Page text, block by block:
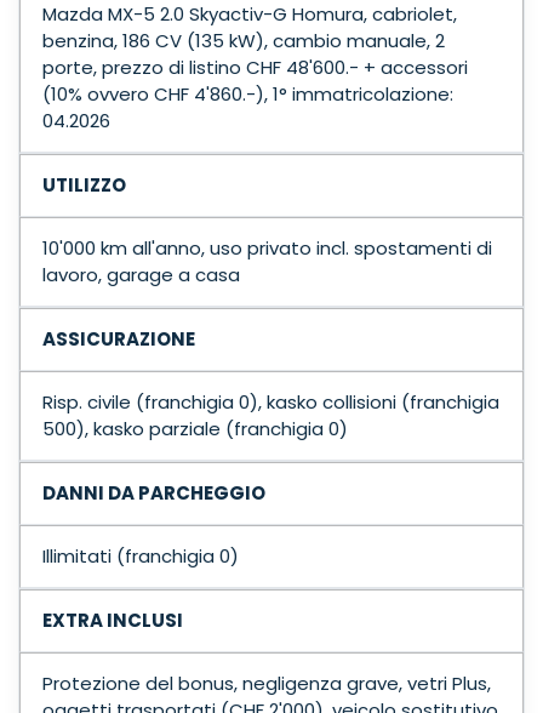
Mazda MX-5 2.0 Skyactiv-G Homura, cabriolet,
benzina, 186 CV (135 kW), cambio manuale, 2
porte, prezzo di listino CHF 48'600.- + accessori
(10% ovvero CHF 4'860.-), 1° immatricolazione:
04.2026
UTILIZZO
10'000 km all'anno, uso privato incl. spostamenti di
lavoro, garage a casa
ASSICURAZIONE
Risp. civile (franchigia 0), kasko collisioni (franchigia
500), kasko parziale (franchigia 0)
DANNI DA PARCHEGGIO
Illimitati (franchigia 0)
EXTRA INCLUSI
Protezione del bonus, negligenza grave, vetri Plus,